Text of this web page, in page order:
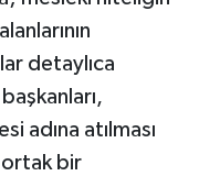
detaylıca
adına atılması
ortak bir